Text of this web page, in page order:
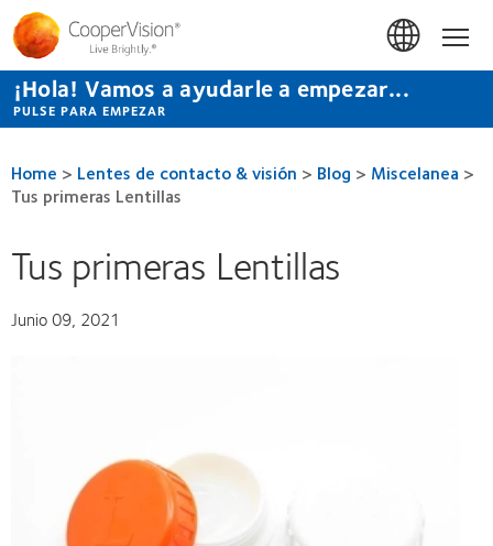
Pasar
contenido
principal
¡Hola! Vamos a ayudarle a empezar...
PULSE PARA EMPEZAR
Home > Lentes de contacto & visión > Blog > Miscelanea >
Tus primeras Lentillas
Tus primeras Lentillas
Junio 09, 2021